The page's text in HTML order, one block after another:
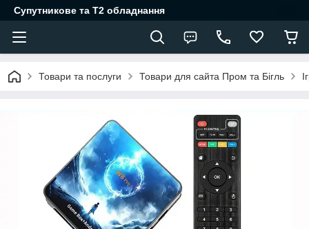
Супутникове та Т2 обладнання
Товари та послуги Товари для сайта Пром та Бігль